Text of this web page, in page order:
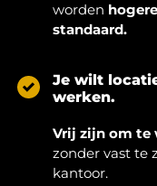
worden
standaard.
Je wilt
werken.
Vrij zijn om te
zonder vast te
kantoor.